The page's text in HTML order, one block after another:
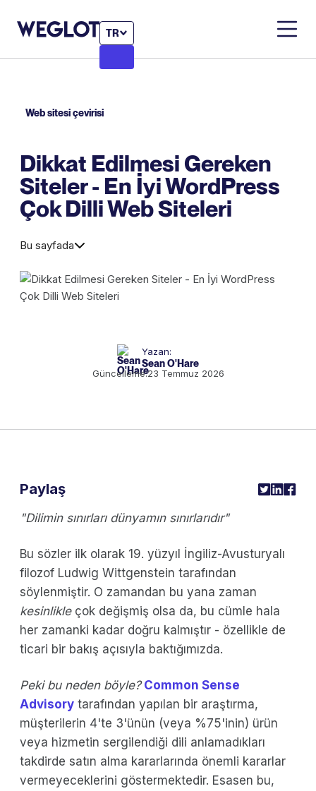
TR
Web sitesi çevirisi
Dikkat Edilmesi Gereken
Siteler - En İyi WordPress
Çok Dilli Web Siteleri
Bu sayfada
Yazan:
Sean O'Hare
Güncelleme:23 Temmuz 2026
"Dilimin sınırları dünyamın sınırlarıdır"
Bu sözler ilk olarak 19. yüzyıl İngiliz-Avusturyalı
filozof Ludwig Wittgenstein tarafından
söylenmiştir. O zamandan bu yana zaman
kesinlikleçok değişmiş olsa da, bu cümle hala
her zamanki kadar doğru kalmıştır - özellikle de
ticari bir bakış açısıyla baktığımızda.
Peki bu neden böyle?Common Sense
Advisory tarafından yapılan bir araştırma,
müşterilerin 4'te 3'ünün (veya %75'inin) ürün
veya hizmetin sergilendiği dili anlamadıkları
takdirde satın alma kararlarında önemli kararlar
vermeyeceklerini göstermektedir. Esasen bu,
Paylaş